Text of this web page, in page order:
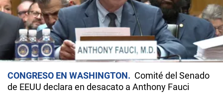
CONGRESO EN WASHINGTON
Comité del Senado
de EEUU declara en desacato a Anthony Fauci